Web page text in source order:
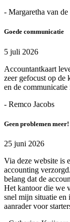
- Margaretha van de
Goede communicatie
5 juli 2026
Accountantkaart
zeer gefocust op de
en de
- Remco Jacobs
Geen problemen meer!
25 juni 2026
Via deze website is
accounting
belang dat de
Het kantoor die we
snel mijn situatie en
aanrader voor